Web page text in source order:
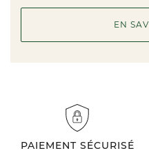
EN
PAIEMENT SÉCURISÉ